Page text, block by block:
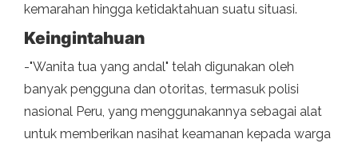
kemarahan hingga ketidaktahuan suatu situasi.
Keingintahuan
-"Wanita tua yang andal" telah digunakan oleh
banyak pengguna dan otoritas, termasuk polisi
nasional Peru, yang menggunakannya sebagai alat
untuk memberikan nasihat keamanan kepada warga